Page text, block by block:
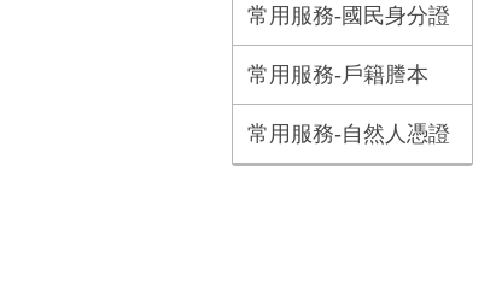
常用服務-國民身分證
常用服務-戶籍謄本
常用服務-自然人憑證